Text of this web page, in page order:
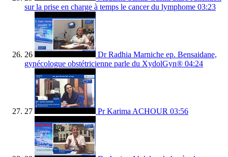
sur la prise en charge à temps le cancer du lymphome 03:23
26
Dr Radhia Marniche ep. Bensaidane,
gynécologue obstétricienne parle du XydolGyn® 04:24
27 Pr Karima ACHOUR 03:56